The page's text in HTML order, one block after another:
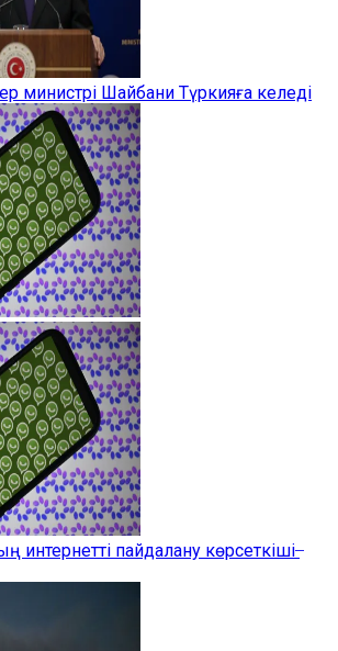
министрі Шайбани Түркияға келеді
интернетті пайдалану көрсеткіші